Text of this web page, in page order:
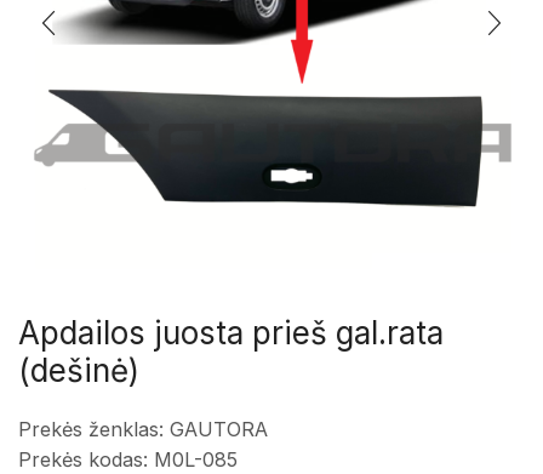
Apdailos juosta prieš gal.rata
(dešinė)
Prekės ženklas: GAUTORA
Prekės kodas: M0L-085